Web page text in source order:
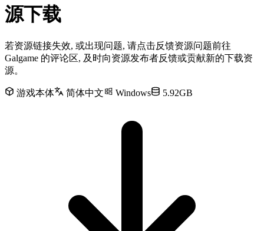
源下载
若资源链接失效, 或出现问题, 请点击反馈资源问题前往
Galgame 的评论区, 及时向资源发布者反馈或贡献新的下载资
源。
游戏本体 简体中文 Windows 5.92GB